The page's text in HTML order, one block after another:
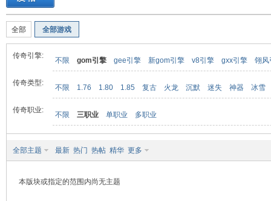
全部 全部游戏
传奇引擎:
不限 gom引擎 gee引擎 新gom引擎 v8引擎 gxx引擎 翎风
传奇类型:
不限 1.76 1.80 1.85 复古 火龙 沉默 迷失 神器 冰雪
传奇职业:
不限 三职业 单职业 多职业
全部主题 最新 热门 热帖 精华 更多
本版块或指定的范围内尚无主题